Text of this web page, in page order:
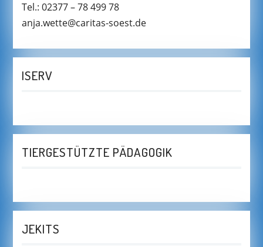
Tel.: 02377 – 78 499 78
anja.wette@caritas-soest.de
ISERV
TIERGESTÜTZTE PÄDAGOGIK
JEKITS